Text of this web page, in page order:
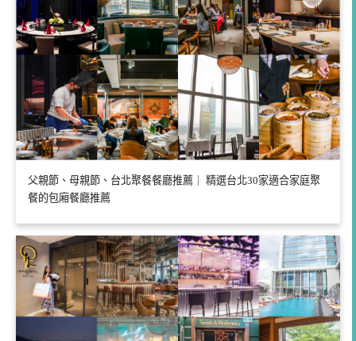
父親節、母親節、台北聚餐餐廳推薦｜ 精選台北30家適合家庭聚
餐的包廂餐廳推薦